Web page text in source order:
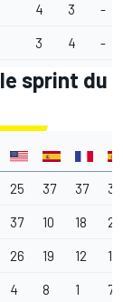
4 3 -
3 4 -
sprint du
25 37 37 34
37 10 18 25
26 19 12 15
4 8 1 7